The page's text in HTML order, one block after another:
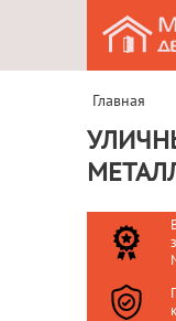
Главная